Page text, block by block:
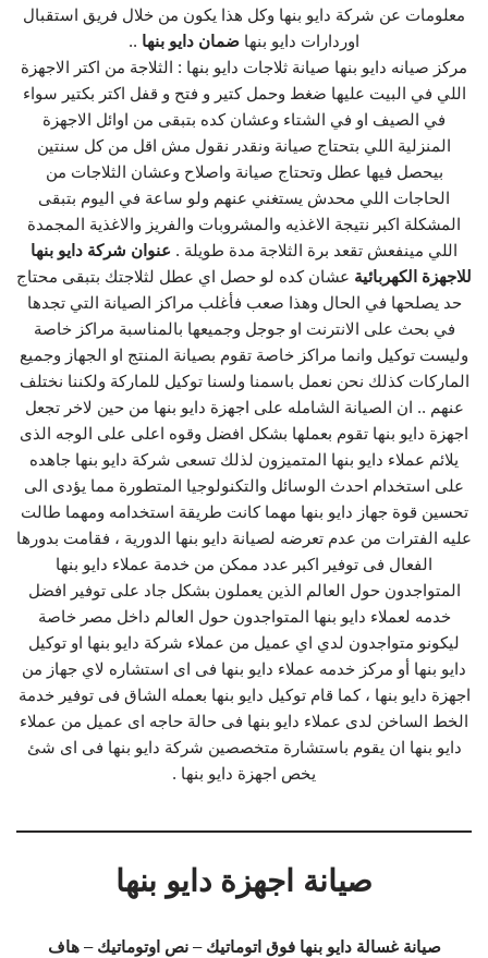
معلومات عن شركة دايو بنها وكل هذا يكون من خلال فريق استقبال
اوردارات دايو بنها ضمان دايو بنها ..
مركز صيانه دايو بنها صيانة ثلاجات دايو بنها : الثلاجة من اكتر الاجهزة
اللي في البيت عليها ضغط وحمل كتير و فتح و قفل اكتر بكتير سواء
في الصيف او في الشتاء وعشان كده بتبقى من اوائل الاجهزة
المنزلية اللي بتحتاج صيانة ونقدر نقول مش اقل من كل سنتين
بيحصل فيها عطل وتحتاج صيانة واصلاح وعشان الثلاجات من
الحاجات اللي محدش يستغني عنهم ولو ساعة في اليوم بتبقى
المشكلة اكبر نتيجة الاغذيه والمشروبات والفريز والاغذية المجمدة
اللي مينفعش تقعد برة الثلاجة مدة طويلة . عنوان شركة دايو بنها
للاجهزة الكهربائية عشان كده لو حصل اي عطل لثلاجتك بتبقى محتاج
حد يصلحها في الحال وهذا صعب فأغلب مراكز الصيانة التي تجدها
في بحث على الانترنت او جوجل وجميعها بالمناسبة مراكز خاصة
وليست توكيل وانما مراكز خاصة تقوم بصيانة المنتج او الجهاز وجميع
الماركات كذلك نحن نعمل باسمنا ولسنا توكيل للماركة ولكننا نختلف
عنهم .. ان الصيانة الشامله على اجهزة دايو بنها من حين لاخر تجعل
اجهزة دايو بنها تقوم بعملها بشكل افضل وقوه اعلى على الوجه الذى
يلائم عملاء دايو بنها المتميزون لذلك تسعى شركة دايو بنها جاهده
على استخدام احدث الوسائل والتكنولوجيا المتطورة مما يؤدى الى
تحسين قوة جهاز دايو بنها مهما كانت طريقة استخدامه ومهما طالت
عليه الفترات من عدم تعرضه لصيانة دايو بنها الدورية ، فقامت بدورها
الفعال فى توفير اكبر عدد ممكن من خدمة عملاء دايو بنها
المتواجدون حول العالم الذين يعملون بشكل جاد على توفير افضل
خدمه لعملاء دايو بنها المتواجدون حول العالم داخل مصر خاصة
ليكونو متواجدون لدي اي عميل من عملاء شركة دايو بنها او توكيل
دايو بنها أو مركز خدمه عملاء دايو بنها فى اى استشاره لاي جهاز من
اجهزة دايو بنها ، كما قام توكيل دايو بنها بعمله الشاق فى توفير خدمة
الخط الساخن لدى عملاء دايو بنها فى حالة حاجه اى عميل من عملاء
دايو بنها ان يقوم باستشارة متخصصين شركة دايو بنها فى اى شئ
يخص اجهزة دايو بنها .
صيانة اجهزة دايو بنها
صيانة غسالة دايو بنها فوق اتوماتيك –نص اوتوماتيك –هاف